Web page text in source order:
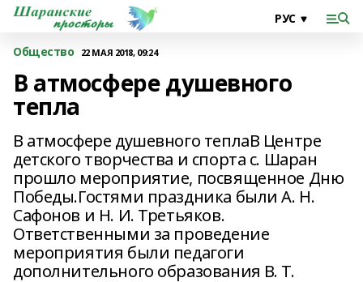
Общество 22 МАЯ 2018, 09:24
В атмосфере душевного
тепла
В атмосфере душевного теплаВ Центре
детского творчества и спорта с. Шаран
прошло мероприятие, посвященное Дню
Победы.Гостями праздника были А. Н.
Сафонов и Н. И. Третьяков.
Ответственными за проведение
мероприятия были педагоги
дополнительного образования В. Т.